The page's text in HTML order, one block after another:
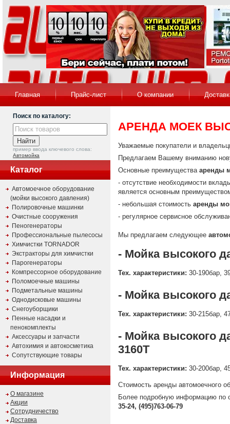
Главная Прайс-лист О компании
Поиск по каталогу:
пример ввода ключевого слова:
Автомойка
Каталог
Автомоечное оборудование
(мойки высокого давления)
Полировочные машинки
Очистные сооружения
Пеногенераторы
Профессиональные пылесосы
Химчистки TORNADOR
Экстракторы для химчистки
Парогенераторы
Компрессорное оборудование
Поломоечные машины
Подметальные машины
Однодисковые машины
Снегоуборщики
Пенные насадки и
пенокомплекты
Аксессуары и запчасти
Автохимия и автокосметика
Сопутствующие товары
Информация
О магазине
Акции
Сотрудничество
Доставка
АРЕНДА МОЕК
Уважаемые покупатели и
Предлагаем Вашему вниманию
Основные преимущества аренды
- отсутствие необходимости
является основным
- небольшая стоимость аренды
- регулярное сервисное
Мы предлагаем следующее
- Мойка высокого
Тех. характеристики: 30-190бар,
- Мойка высокого
Тех. характеристики: 30-215бар,
- Мойка высокого
3160T
Тех. характеристики: 30-200бар,
Стоимость аренды автомоечного
Более подробную информацию по
35-24, (495)763-06-79